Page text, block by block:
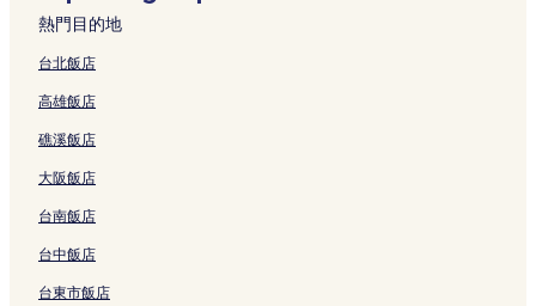
石榴車站附近的飯店
人文公園附近的飯店
三條崙漁港附近的飯店
口湖飯店
雲林縣立體育館附近的飯店
莿桐飯店
中山紀念公園附近的飯店
熱門目的地
台北飯店
高雄飯店
礁溪飯店
大阪飯店
台南飯店
台中飯店
台東市飯店